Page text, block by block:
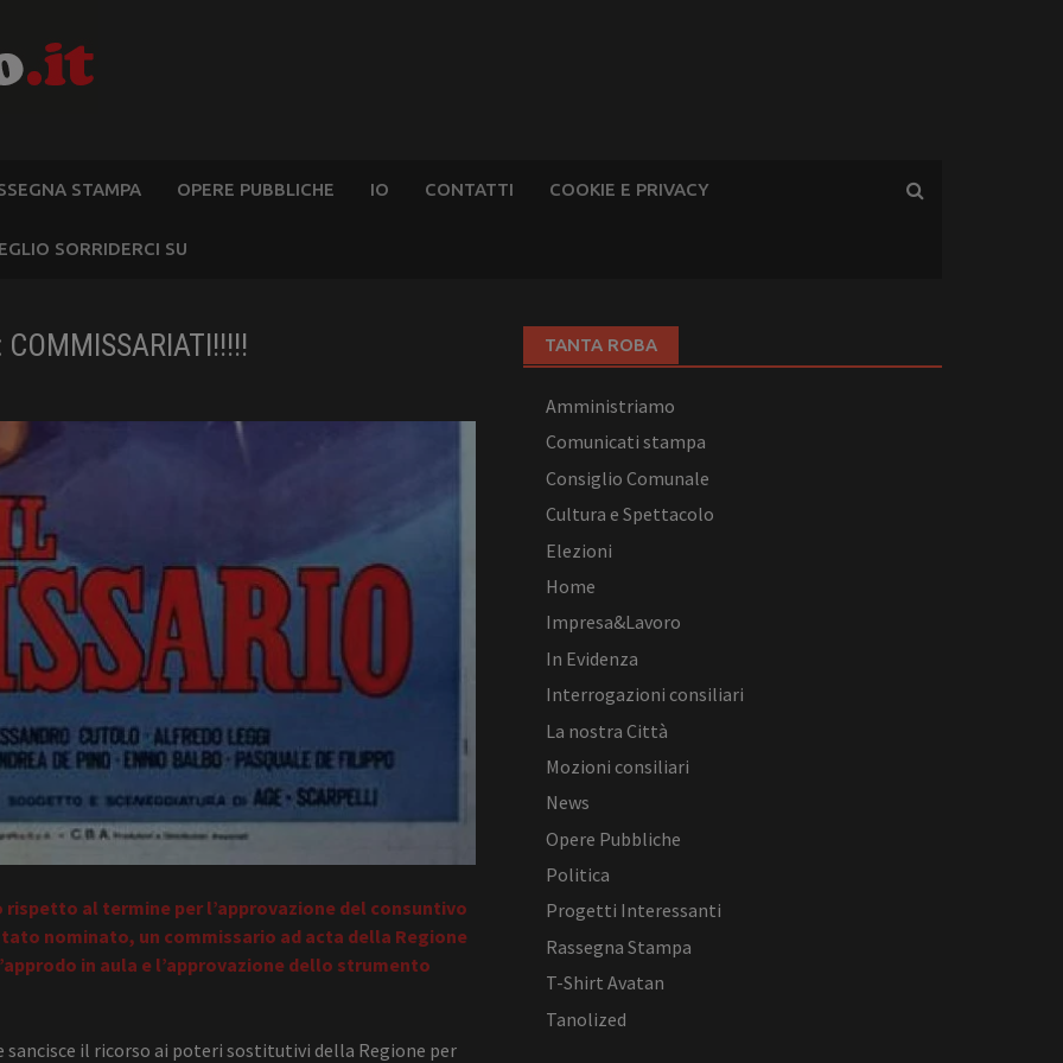
STAMPA OPERE PUBBLICHE IO CONTATTI COOKIE E PRIVACY
SORRIDERCI SU
rispetto al termine per l’approvazione del consuntivo
nominato, un commissario ad acta della Regione
in aula e l’approvazione dello strumento
il ricorso ai poteri sostitutivi della Regione per
TANTA ROBA
Amministriamo
Comunicati stampa
Consiglio Comunale
Cultura e Spettacolo
Elezioni
Home
Impresa&Lavoro
In Evidenza
Interrogazioni consiliari
La nostra Città
Mozioni consiliari
News
Opere Pubbliche
Politica
Progetti Interessanti
Rassegna Stampa
T-Shirt Avatan
Tanolized